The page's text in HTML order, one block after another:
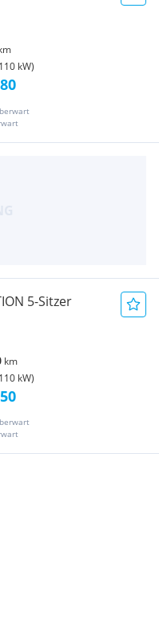
kW)
5-Sitzer
km
kW)